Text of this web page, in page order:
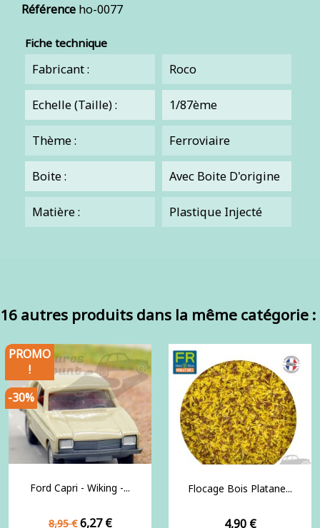
Référence ho-0077
Fiche technique
Fabricant : Roco
Echelle (Taille) : 1/87ème
Thème : Ferroviaire
Boite : Avec Boite D'origine
Matière : Plastique Injecté
16 autres produits dans la même catégorie :
Ford Capri - Wiking -...
Prix
8,95 € Prix
6,27 €
PROMO
!
-30%
Flocage Bois Platane...
Prix
4,90 €